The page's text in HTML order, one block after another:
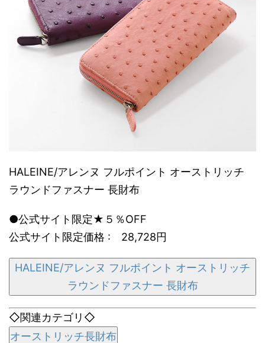
HALEINE/アレンヌ フルポイント オーストリッチ
ラウンドファスナー 長財布
●公式サイト限定★５％OFF
公式サイト限定価格 : 28,728円
HALEINE/アレンヌ フルポイント オーストリッチ
ラウンドファスナー 長財布
◇関連カテゴリ◇
オーストリッチ長財布